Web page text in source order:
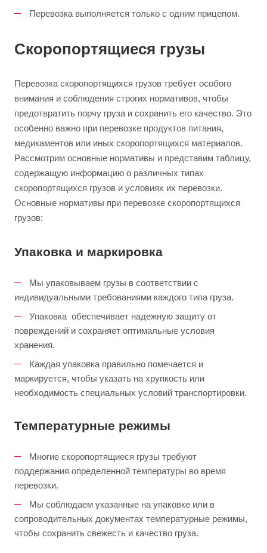
Перевозка выполняется только с одним прицепом.
Скоропортящиеся грузы
Перевозка скоропортящихся грузов требует особого
внимания и соблюдения строгих нормативов, чтобы
предотвратить порчу груза и сохранить его качество. Это
особенно важно при перевозке продуктов питания,
медикаментов или иных скоропортящихся материалов.
Рассмотрим основные нормативы и представим таблицу,
содержащую информацию о различных типах
скоропортящихся грузов и условиях их перевозки.
Основные нормативы при перевозке скоропортящихся
грузов:
Упаковка и маркировка
Мы упаковываем грузы в соответствии с
индивидуальными требованиями каждого типа груза.
Упаковка обеспечивает надежную защиту от
повреждений и сохраняет оптимальные условия
хранения.
Каждая упаковка правильно помечается и
маркируется, чтобы указать на хрупкость или
необходимость специальных условий транспортировки.
Температурные режимы
Многие скоропортящиеся грузы требуют
поддержания определенной температуры во время
перевозки.
Мы соблюдаем указанные на упаковке или в
сопроводительных документах температурные режимы,
чтобы сохранить свежесть и качество груза.